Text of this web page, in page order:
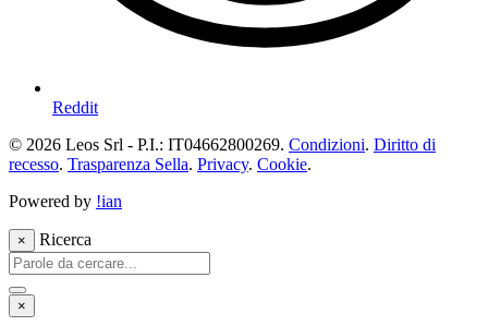
Reddit
© 2026 Leos Srl - P.I.: IT04662800269. Condizioni. Diritto di
recesso. Trasparenza Sella. Privacy. Cookie.
Powered by !ian
× Ricerca
×